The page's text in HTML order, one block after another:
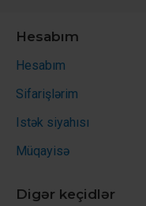
Hesabım
Hesabım
Sifarişlərim
Istək siyahısı
Müqayisə
Digər keçidlər